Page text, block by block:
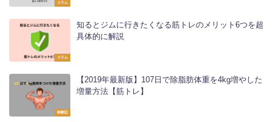
コラム
コラム
知るとジムに行きたくなる筋トレのメリット6つを超
具体的に解説
体験記
【2019年最新版】107日で除脂肪体重を4kg増やした
増量方法【筋トレ】